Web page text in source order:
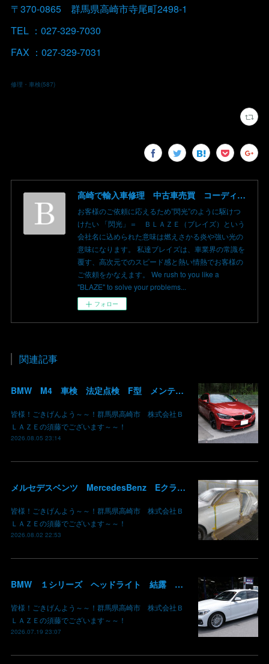
〒370-0865 群馬県高崎市寺尾町2498-1
TEL ：027-329-7030
FAX ：027-329-7031
修理・車検(587)
高崎で輸入車修理 中古車売買 コーディングならBLAZE（ブレイズ）へ│BLAZE Total Car Support & Modify in Takasaki Gunma
お客様のご依頼に応えるため”閃光”のように駆けつ
けたい 「閃光」＝ ＢＬＡＺＥ（ブレイズ）という
会社名に込められた意味は燃えさかる炎や強い光の
意味になります。 私達ブレイズは、車業界の常識を
覆す、高次元でのスピード感と熱い情熱でお客様の
ご依頼をかなえます。 We rush to you like a
"BLAZE" to solve your problems...
フォロー
関連記事
BMW M4 車検 法定点検 F型 メンテナンス ロアアーム 交換 群馬 高崎
皆様！ごきげんよう～～！群馬県高崎市 株式会社Ｂ
ＬＡＺＥの須藤でございます～～！
2026.08.05 23:14
メルセデスベンツ MercedesBenz Eクラス 213 板金 鈑金 修理 ドア バンパー サイドスカート クォーターパネル 保険 群馬 高崎
皆様！ごきげんよう～～！群馬県高崎市 株式会社Ｂ
ＬＡＺＥの須藤でございます～～！
2026.08.02 22:53
BMW １シリーズ ヘッドライト 結露 浸水 シーリング加工 水滴 株式会社BLAZE
皆様！ごきげんよう～～！群馬県高崎市 株式会社Ｂ
ＬＡＺＥの須藤でございます～～！
2026.07.19 23:07